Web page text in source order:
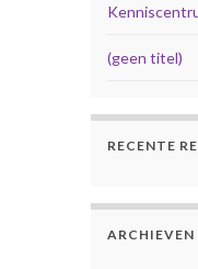
(geen titel)
RECENTE
ARCHIEVEN